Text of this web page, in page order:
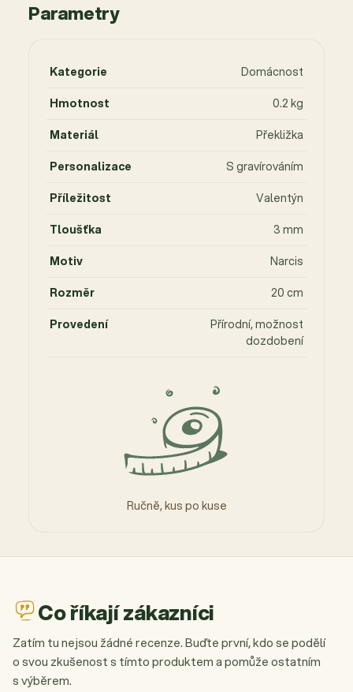
Parametry
Ručně, kus po kuse
Kategorie
Domácnost
Hmotnost
0.2 kg
Materiál
Překližka
Personalizace
S gravírováním
Příležitost
Valentýn
Tloušťka
3 mm
Motiv
Narcis
Rozměr
20 cm
Provedení
Přírodní, možnost
dozdobení
Co říkají zákazníci
Zatím tu nejsou žádné recenze. Buďte první, kdo se podělí
o svou zkušenost s tímto produktem a pomůže ostatním
s výběrem.